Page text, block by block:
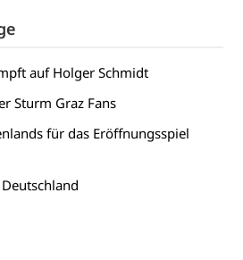
auf Holger Schmidt
Sturm Graz Fans
für das Eröffnungsspiel